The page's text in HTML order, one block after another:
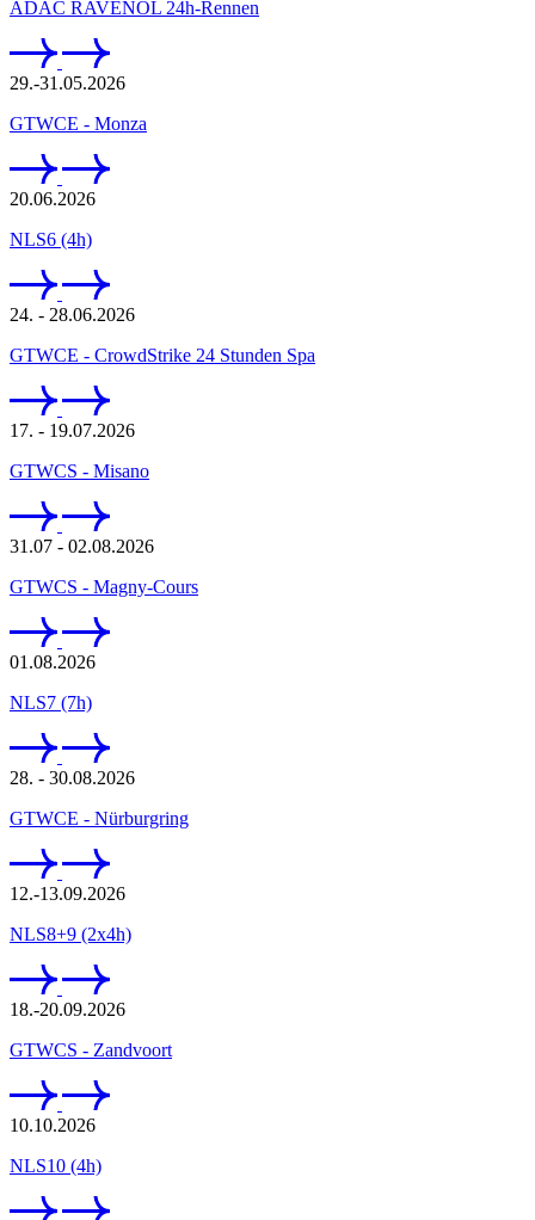
ADAC RAVENOL 24h-Rennen
29.-31.05.2026
GTWCE - Monza
20.06.2026
NLS6 (4h)
24. - 28.06.2026
GTWCE - CrowdStrike 24 Stunden Spa
17. - 19.07.2026
GTWCS - Misano
31.07 - 02.08.2026
GTWCS - Magny-Cours
01.08.2026
NLS7 (7h)
28. - 30.08.2026
GTWCE - Nürburgring
12.-13.09.2026
NLS8+9 (2x4h)
18.-20.09.2026
GTWCS - Zandvoort
10.10.2026
NLS10 (4h)